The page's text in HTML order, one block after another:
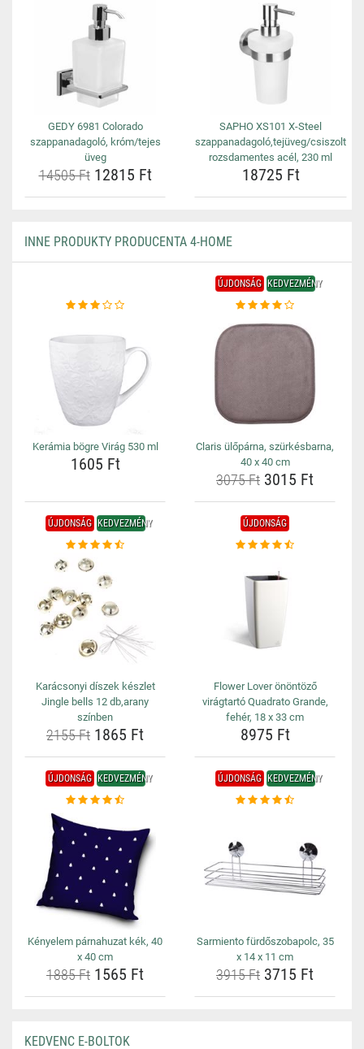
GEDY 6981 Colorado
szappanadagoló, króm/tejes
üveg
14505 Ft12815 Ft
SAPHO XS101 X-Steel
szappanadagoló,tejüveg/csiszolt
rozsdamentes acél, 230 ml
18725 Ft
INNE PRODUKTY PRODUCENTA 4-HOME
Kerámia bögre Virág 530 ml
1605 Ft
ÚJDONSÁG KEDVEZMÉNY
Claris ülőpárna, szürkésbarna,
40 x 40 cm
3075 Ft 3015 Ft
ÚJDONSÁG KEDVEZMÉNY
Karácsonyi díszek készlet
Jingle bells 12 db,arany
színben
2155 Ft 1865 Ft
ÚJDONSÁG
Flower Lover önöntöző
virágtartó Quadrato Grande,
fehér, 18 x 33 cm
8975 Ft
ÚJDONSÁG KEDVEZMÉNY
Kényelem párnahuzat kék, 40
x 40 cm
1885 Ft 1565 Ft
ÚJDONSÁG KEDVEZMÉNY
Sarmiento fürdőszobapolc, 35
x 14 x 11 cm
3915 Ft 3715 Ft
KEDVENC E-BOLTOK